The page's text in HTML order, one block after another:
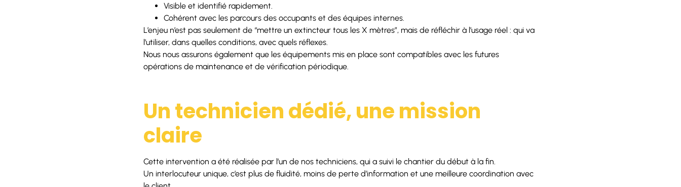
Visible et identifié rapidement.
Cohérent avec les parcours des occupants et des équipes internes.
L’enjeu n’est pas seulement de “mettre un extincteur tous les X mètres”, mais de réfléchir à l’usage réel : qui va
l’utiliser, dans quelles conditions, avec quels réflexes.
Nous nous assurons également que les équipements mis en place sont compatibles avec les futures
opérations de maintenance et de vérification périodique.
Un technicien dédié, une mission
claire
Cette intervention a été réalisée par l’un de nos techniciens, qui a suivi le chantier du début à la fin.
Un interlocuteur unique, c’est plus de fluidité, moins de perte d’information et une meilleure coordination avec